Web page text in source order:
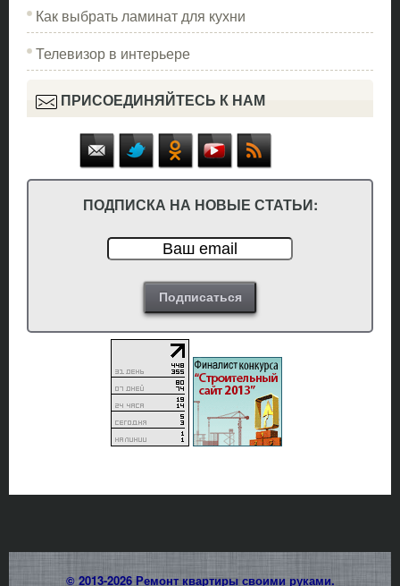
Как выбрать ламинат для кухни
Телевизор в интерьере
ПРИСОЕДИНЯЙТЕСЬ К НАМ
ПОДПИСКА НА НОВЫЕ СТАТЬИ:
© 2013-2026 Ремонт квартиры своими руками.